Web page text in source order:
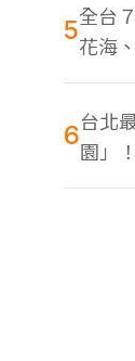
5全台
花海
同框
6台北
園」
幕